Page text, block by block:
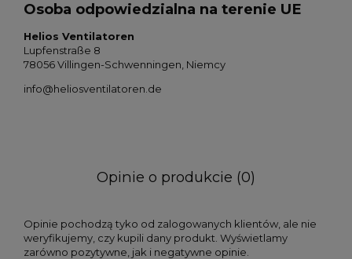
Osoba odpowiedzialna na terenie UE
Helios Ventilatoren
Lupfenstraße 8
78056 Villingen-Schwenningen, Niemcy
info@heliosventilatoren.de
Opinie o produkcie (0)
Opinie pochodzą tyko od zalogowanych klientów, ale nie
weryfikujemy, czy kupili dany produkt. Wyświetlamy
zarówno pozytywne, jak i negatywne opinie.